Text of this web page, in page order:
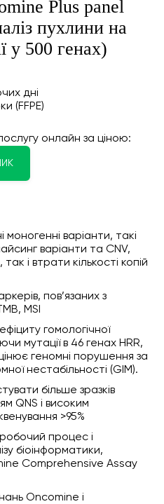
Plus panel
пухлини на
у 500 генах)
дні
(FFPE)
онлайн за ціною:
моногенні варіанти, такі
варіанти та CNV,
і втрати кількості копій
пов’язаних з
MSI
гомологічної
мутації в 46 генах HRR,
геномні порушення за
нестабільності (GIM).
більше зразків
QNS і високим
>95%
процес і
біоінформатики,
Comprehensive Assay
Oncomine і